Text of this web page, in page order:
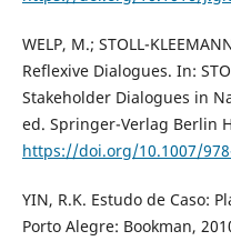
WELP, M.; STOLL-
Reflexive Dialogues. In:
Stakeholder Dialogues in
ed. Springer-Verlag Berlin
https://doi.org/10.1007/
YIN, R.K. Estudo de Caso:
Porto Alegre: Bookman,